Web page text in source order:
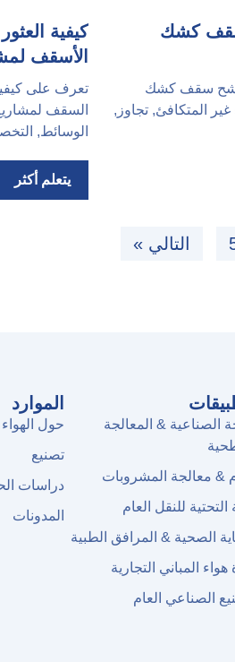
سقف كشك
سقف كشك
غير المتكافئ, تجاوز,
كيفية
الأسقف
تعرف على
السقف
الوسائط,
يتعلم أكثر
التالي »
الصناعية & المعالجة
& معالجة المشروبات
التحتية للنقل العام
الصحية & المرافق الطبية
المباني التجارية
الصناعي العام
الموارد
حول الهواء
تصنيع
دراسات
المدونات